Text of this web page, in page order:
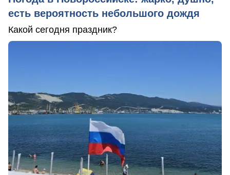
есть вероятность небольшого дождя
Какой сегодня праздник?